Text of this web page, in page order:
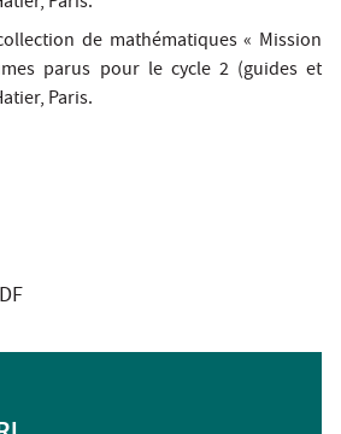
de mathématiques « Mission
parus pour le cycle 2 (guides et
Paris.